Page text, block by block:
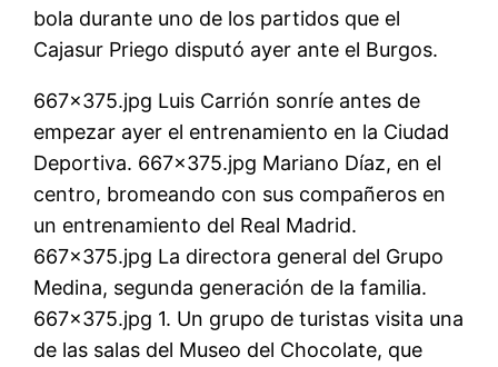
bola durante uno de los partidos que el
Cajasur Priego disputó ayer ante el Burgos.
667×375.jpg Luis Carrión sonríe antes de
empezar ayer el entrenamiento en la Ciudad
Deportiva. 667×375.jpg Mariano Díaz, en el
centro, bromeando con sus compañeros en
un entrenamiento del Real Madrid.
667×375.jpg La directora general del Grupo
Medina, segunda generación de la familia.
667×375.jpg 1. Un grupo de turistas visita una
de las salas del Museo del Chocolate, que